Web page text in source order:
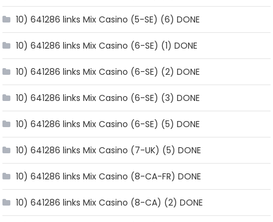
10) 641286 links Mix Casino (5-SE) (6) DONE
10) 641286 links Mix Casino (6-SE) (1) DONE
10) 641286 links Mix Casino (6-SE) (2) DONE
10) 641286 links Mix Casino (6-SE) (3) DONE
10) 641286 links Mix Casino (6-SE) (5) DONE
10) 641286 links Mix Casino (7-UK) (5) DONE
10) 641286 links Mix Casino (8-CA-FR) DONE
10) 641286 links Mix Casino (8-CA) (2) DONE